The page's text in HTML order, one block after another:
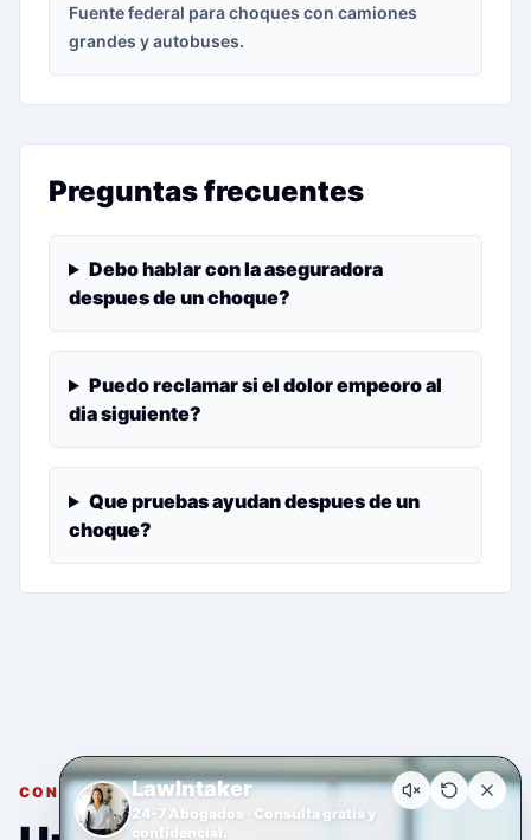
Fuente federal para choques con camiones
grandes y autobuses.
Preguntas frecuentes
Debo hablar con la aseguradora
despues de un choque?
Puedo reclamar si el dolor empeoro al
dia siguiente?
Que pruebas ayudan despues de un
choque?
CONSULTA GRATUITA Y CONFIDENCIAL
LawIntaker
24-7 Abogados · Consulta gratis y
confidencial.